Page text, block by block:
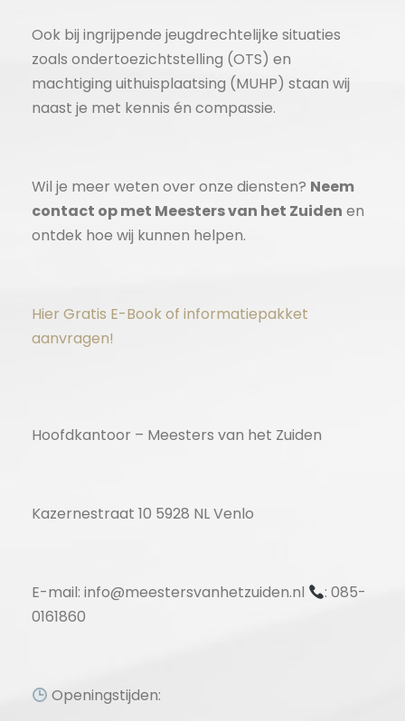
Ook bij ingrijpende jeugdrechtelijke situaties
zoals ondertoezichtstelling (OTS) en
machtiging uithuisplaatsing (MUHP) staan wij
naast je met kennis én compassie.
Wil je meer weten over onze diensten? Neem
contact op met Meesters van het Zuiden en
ontdek hoe wij kunnen helpen.
Hier Gratis E-Book of informatiepakket
aanvragen!
Hoofdkantoor – Meesters van het Zuiden
Kazernestraat 10 5928 NL Venlo
E-mail: info@meestersvanhetzuiden.nl
: 085-
0161860
Openingstijden: